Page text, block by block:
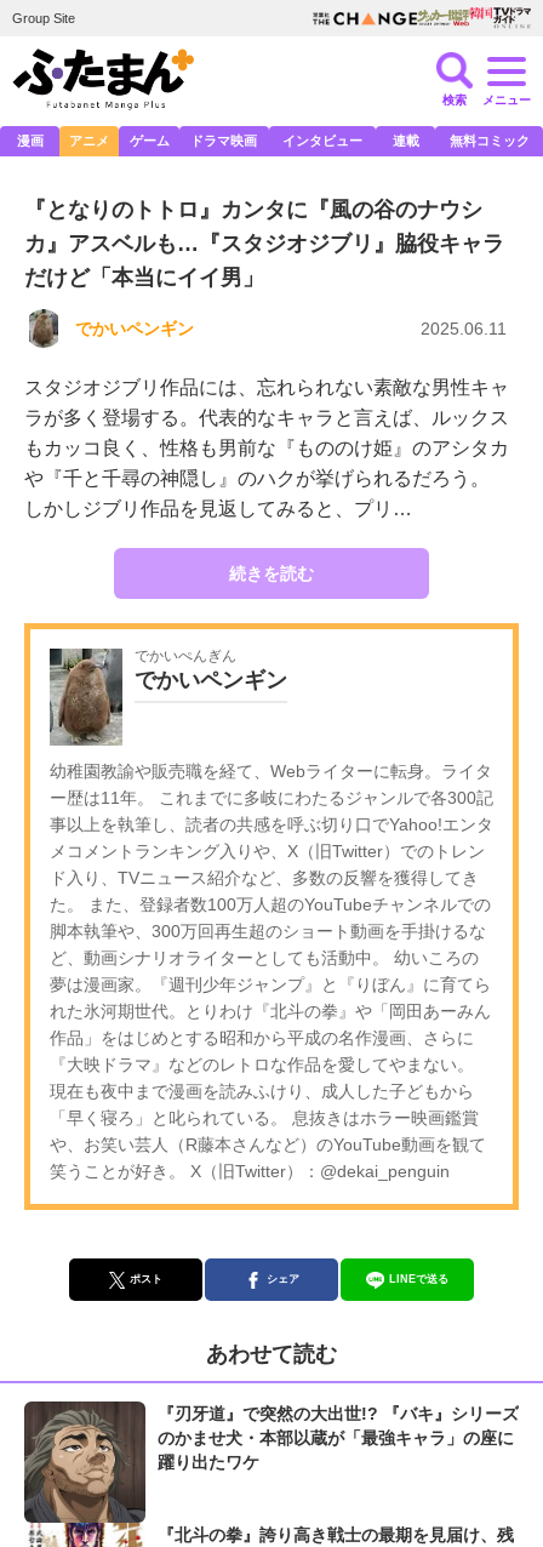
Group Site
検索 メニュー
漫画 アニメ ゲーム ドラマ映画 インタビュー 連載 無料コミック
『となりのトトロ』カンタに『風の谷のナウシ
カ』アスベルも…『スタジオジブリ』脇役キャラ
だけど「本当にイイ男」
でかいペンギン 2025.06.11
スタジオジブリ作品には、忘れられない素敵な男性キャ
ラが多く登場する。代表的なキャラと言えば、ルックス
もカッコ良く、性格も男前な『もののけ姫』のアシタカ
や『千と千尋の神隠し』のハクが挙げられるだろう。
しかしジブリ作品を見返してみると、プリ…
続きを読む
でかいぺんぎん
でかいペンギン
幼稚園教諭や販売職を経て、Webライターに転身。ライタ
ー歴は11年。 これまでに多岐にわたるジャンルで各300記
事以上を執筆し、読者の共感を呼ぶ切り口でYahoo!エンタ
メコメントランキング入りや、X（旧Twitter）でのトレン
ド入り、TVニュース紹介など、多数の反響を獲得してき
た。 また、登録者数100万人超のYouTubeチャンネルでの
脚本執筆や、300万回再生超のショート動画を手掛けるな
ど、動画シナリオライターとしても活動中。 幼いころの
夢は漫画家。『週刊少年ジャンプ』と『りぼん』に育てら
れた氷河期世代。とりわけ『北斗の拳』や「岡田あーみん
作品」をはじめとする昭和から平成の名作漫画、さらに
『大映ドラマ』などのレトロな作品を愛してやまない。
現在も夜中まで漫画を読みふけり、成人した子どもから
「早く寝ろ」と叱られている。 息抜きはホラー映画鑑賞
や、お笑い芸人（R藤本さんなど）のYouTube動画を観て
笑うことが好き。 X（旧Twitter）：@dekai_penguin
ポスト シェア LINEで送る
あわせて読む
『刃牙道』で突然の大出世!? 『バキ』シリーズ
のかませ犬・本部以蔵が「最強キャラ」の座に
躍り出たワケ
『北斗の拳』誇り高き戦士の最期を見届け、残